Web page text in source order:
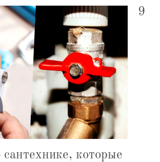
9
сантехнике, которые